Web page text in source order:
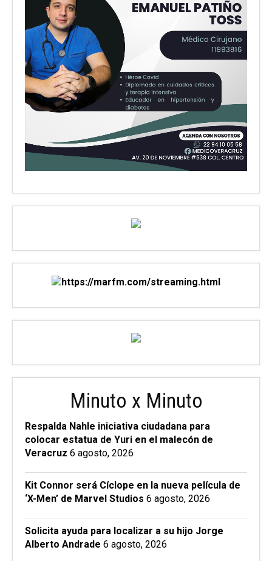
Minuto x Minuto
Respalda Nahle iniciativa ciudadana para
colocar estatua de Yuri en el malecón de
Veracruz 6 agosto, 2026
Kit Connor será Cíclope en la nueva película de
‘X-Men’ de Marvel Studios 6 agosto, 2026
Solicita ayuda para localizar a su hijo Jorge
Alberto Andrade 6 agosto, 2026